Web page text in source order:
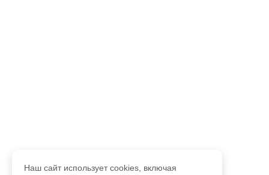
Наш сайт использует cookies, включая